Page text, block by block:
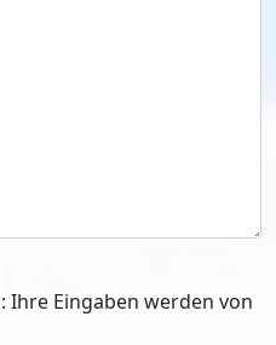
Ihre Eingaben werden von